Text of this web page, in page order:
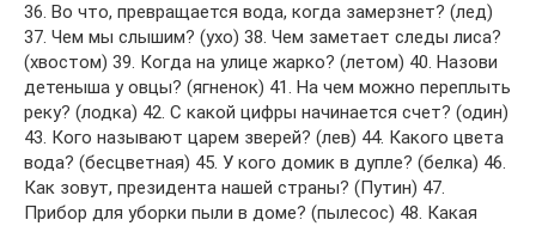
36. Во что, превращается вода, когда замерзнет? (лед)
37. Чем мы слышим? (ухо) 38. Чем заметает следы лиса?
(хвостом) 39. Когда на улице жарко? (летом) 40. Назови
детеныша у овцы? (ягненок) 41. На чем можно переплыть
реку? (лодка) 42. С какой цифры начинается счет? (один)
43. Кого называют царем зверей? (лев) 44. Какого цвета
вода? (бесцветная) 45. У кого домик в дупле? (белка) 46.
Как зовут, президента нашей страны? (Путин) 47.
Прибор для уборки пыли в доме? (пылесос) 48. Какая